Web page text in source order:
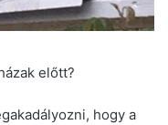
előtt?
hogy a